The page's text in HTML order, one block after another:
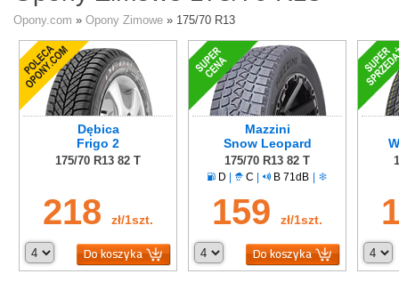
Opony.com » Opony Zimowe » 175/70 R13
Dębica
Frigo 2
175/70 R13 82 T
218 zł/1szt.
Mazzini
Snow Leopard
D C B 71dB
175/70 R13 82 T
159 zł/1szt.